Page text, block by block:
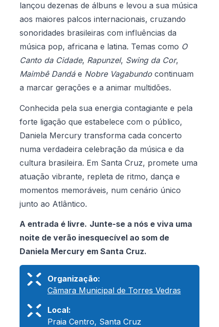
lançou dezenas de álbuns e levou a sua música
aos maiores palcos internacionais, cruzando
sonoridades brasileiras com influências da
música pop, africana e latina. Temas como O
Canto da Cidade, Rapunzel, Swing da Cor,
Maimbê Dandáe Nobre Vagabundo continuam
a marcar gerações e a animar multidões.
Conhecida pela sua energia contagiante e pela
forte ligação que estabelece com o público,
Daniela Mercury transforma cada concerto
numa verdadeira celebração da música e da
cultura brasileira. Em Santa Cruz, promete uma
atuação vibrante, repleta de ritmo, dança e
momentos memoráveis, num cenário único
junto ao Atlântico.
A entrada é livre. Junte-se a nós e viva uma
noite de verão inesquecível ao som de
Daniela Mercury em Santa Cruz.
Organização:
Câmara Municipal de Torres Vedras
Local:
Praia Centro, Santa Cruz